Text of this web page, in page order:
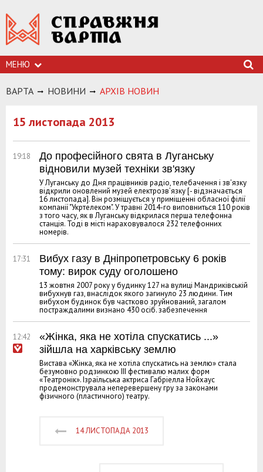
МЕНЮ
ВАРТА НОВИНИ АРХIВ НОВИН
15 листопада 2013
19:18
До професійного свята в Луганську
відновили музей техніки зв'язку
У Луганську до Дня працівників радіо, телебачення і зв'язку
відкрили оновлений музей електрозв’язку [- відзначається
16 листопада]. Він розміщується у приміщенні обласної філії
компанії "Укртелеком". У травні 2014-го виповниться 110 років
з того часу, як в Луганську відкрилася перша телефонна
станція. Тоді в місті нараховувалося 232 телефонних
номерів.
17:31
Вибух газу в Дніпропетровську 6 років
тому: вирок суду оголошено
13 жовтня 2007 року у будинку 127 на вулиці Мандриківській
вибухнув газ, внаслідок якого загинуло 23 людини. Тим
вибухом будинок був частково зруйнований, загалом
постраждалими визнано 430 осіб. забезпечення
12:42
«Жінка, яка не хотіла спускатись ...»
зійшла на харківську землю
Вистава «Жінка, яка не хотіла спускатись на землю» стала
безумовно родзинкою ІІІ фестивалю малих форм
«Театронік». Ізраїльська актриса Габріелла Нойхаус
продемонструвала неперевершену гру за законами
фізичного (пластичного) театру.
14 ЛИСТОПАДА 2013